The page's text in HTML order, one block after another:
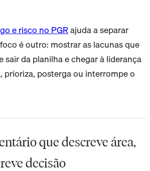
e risco no PGRajuda a separar
é outro: mostrar as lacunas que
sair da planilha e chegar à liderança
prioriza, posterga ou interrompe o
que descreve área,
decisão